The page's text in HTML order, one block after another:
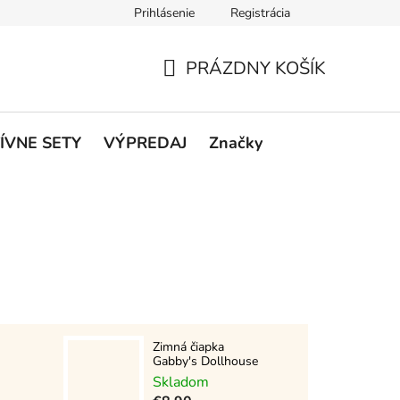
Podmienky ochrany osobných údajov
Prihlásenie Registrácia
KOŠÍK
PRÁZDNY KOŠÍK
SETY VÝPREDAJ Značky
Zimná čiapka
Gabby's Dollhouse
Skladom